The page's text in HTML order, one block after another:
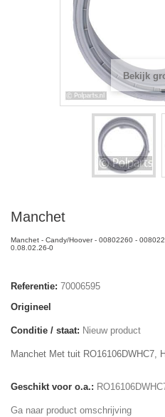
Bekijk
Manchet
Manchet - Candy/Hoover - 00802260 -
0.08.02.26-0
Referentie: 70006595
Origineel
Conditie / staat: Nieuw product
Manchet Met tuit RO16106DWHC7,
Geschikt voor o.a.:
Ga naar product omschrijving